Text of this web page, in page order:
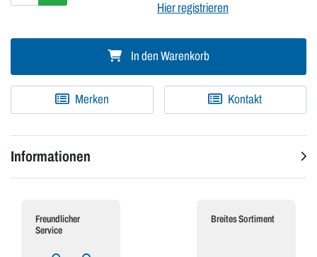
Hier registrieren
In den Warenkorb
Merken Kontakt
Informationen
Freundlicher
Service
Breites Sortiment